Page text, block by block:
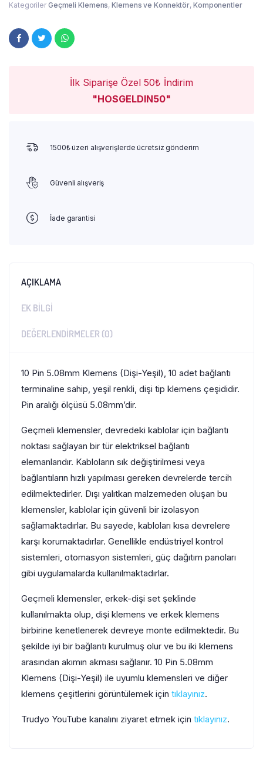
Kategoriler Geçmeli Klemens,Klemens ve Konnektör, Komponentler
İlk Siparişe Özel 50₺ İndirim
"HOSGELDIN50"
1500₺ üzeri alışverişlerde ücretsiz gönderim
Güvenli alışveriş
İade garantisi
AÇIKLAMA
EK BILGI
DEĞERLENDIRMELER (0)
10 Pin 5.08mm Klemens (Dişi-Yeşil), 10 adet bağlantı
terminaline sahip, yeşil renkli, dişi tip klemens çeşididir.
Pin aralığı ölçüsü 5.08mm’dir.
Geçmeli klemensler, devredeki kablolar için bağlantı
noktası sağlayan bir tür elektriksel bağlantı
elemanlarıdır. Kabloların sık değiştirilmesi veya
bağlantıların hızlı yapılması gereken devrelerde tercih
edilmektedirler. Dışı yalıtkan malzemeden oluşan bu
klemensler, kablolar için güvenli bir izolasyon
sağlamaktadırlar. Bu sayede, kabloları kısa devrelere
karşı korumaktadırlar. Genellikle endüstriyel kontrol
sistemleri, otomasyon sistemleri, güç dağıtım panoları
gibi uygulamalarda kullanılmaktadırlar.
Geçmeli klemensler, erkek-dişi set şeklinde
kullanılmakta olup, dişi klemens ve erkek klemens
birbirine kenetlenerek devreye monte edilmektedir. Bu
şekilde iyi bir bağlantı kurulmuş olur ve bu iki klemens
arasından akımın akması sağlanır. 10 Pin 5.08mm
Klemens (Dişi-Yeşil) ile uyumlu klemensleri ve diğer
klemens çeşitlerini görüntülemek için tıklayınız.
Trudyo YouTube kanalını ziyaret etmek için tıklayınız.